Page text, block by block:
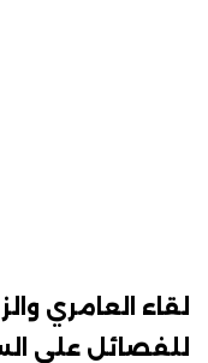
لقاء العامري
للفصائل على